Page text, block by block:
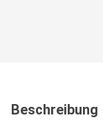
Beschreibung